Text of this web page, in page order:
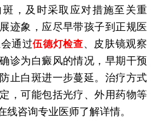
，及时采取应对措施至关重
迹象，应尽早带孩子到正规医
通过伍德灯检查、皮肤镜观察
诊为白癜风的情况，早期干预
止白斑进一步蔓延。治疗方式
，可能包括光疗、外用药物等
线咨询专业医师了解详情。